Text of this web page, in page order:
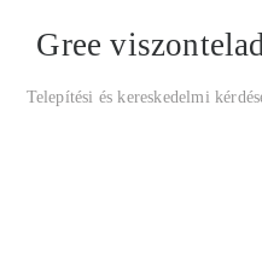
Gree
Telepítési és kereskedelmi